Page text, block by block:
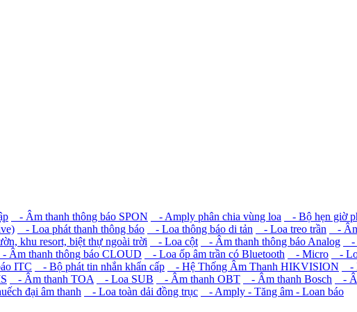
- Âm thanh thông báo SPON - Amply phân chia vùng loa - Bộ hẹn giờ
- Loa phát thanh thông báo - Loa thông báo di tản - Loa treo trần -
khu resort, biệt thự ngoài trời - Loa cột - Âm thanh thông báo Analog -
- Âm thanh thông báo CLOUD - Loa ốp âm trần có Bluetooth - Micro -
ITC - Bộ phát tin nhắn khẩn cấp - Hệ Thống Âm Thanh HIKVISION -
- Âm thanh TOA - Loa SUB - Âm thanh OBT - Âm thanh Bosch -
đại âm thanh - Loa toàn dải đồng trục - Amply - Tăng âm - Loan báo